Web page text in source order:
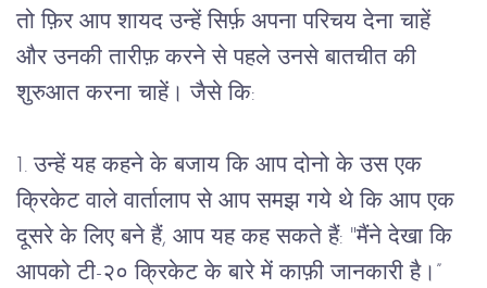
तो फ़िर आप शायद उन्हें सिर्फ़ अपना परिचय देना चाहें
और उनकी तारीफ़ करने से पहले उनसे बातचीत की
शुरुआत करना चाहें। जैसे कि:
1. उन्हें यह कहने के बजाय कि आप दोनो के उस एक
क्रिकेट वाले वार्तालाप से आप समझ गये थे कि आप एक
दूसरे के लिए बने हैं, आप यह कह सकते हैं: "मैंने देखा कि
आपको टी-२० क्रिकेट के बारे में काफ़ी जानकारी है।”